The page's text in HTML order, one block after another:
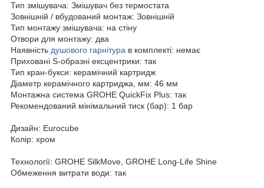
Тип змішувача: Змішувач без термостата
Зовнішній / вбудований монтаж: Зовнішній
Тип монтажу змішувача: на стіну
Отвори для монтажу: два
Наявність душового гарнітура в комплекті: немає
Приховані S-образні ексцентрики: так
Тип кран-букси: керамічний картридж
Діаметр керамічного картриджа, мм: 46 мм
Монтажна система GROHE QuickFix Plus: так
Рекомендований мінімальний тиск (бар): 1 бар
Дизайн: Eurocube
Колір: хром
Технології: GROHE SilkMove, GROHE Long-Life Shine
Обмеження витрати води: так